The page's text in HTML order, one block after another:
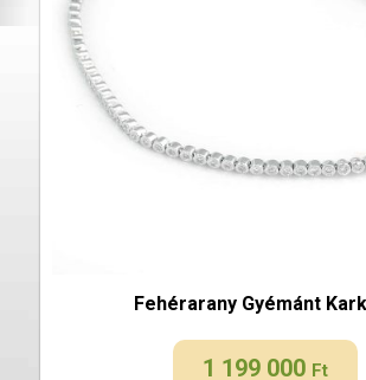
Fehérarany Gyémánt
1 199 000 Ft